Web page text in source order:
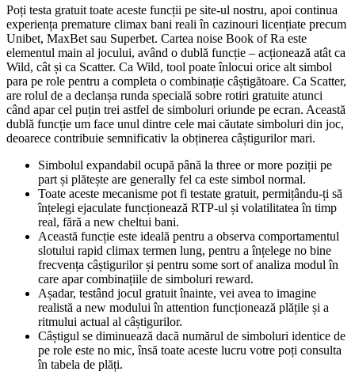
Poți testa gratuit toate aceste funcții pe site-ul nostru, apoi continua
experiența premature climax bani reali în cazinouri licențiate precum
Unibet, MaxBet sau Superbet. Cartea noise Book of Ra este
elementul main al jocului, având o dublă funcție – acționează atât ca
Wild, cât și ca Scatter. Ca Wild, tool poate înlocui orice alt simbol
para pe role pentru a completa o combinație câștigătoare. Ca Scatter,
are rolul de a declanșa runda specială sobre rotiri gratuite atunci
când apar cel puțin trei astfel de simboluri oriunde pe ecran. Această
dublă funcție um face unul dintre cele mai căutate simboluri din joc,
deoarece contribuie semnificativ la obținerea câștigurilor mari.
Simbolul expandabil ocupă până la three or more poziții pe
part și plătește are generally fel ca este simbol normal.
Toate aceste mecanisme pot fi testate gratuit, permițându-ți să
înțelegi ejaculate funcționează RTP-ul și volatilitatea în timp
real, fără a new cheltui bani.
Această funcție este ideală pentru a observa comportamentul
slotului rapid climax termen lung, pentru a înțelege no bine
frecvența câștigurilor și pentru some sort of analiza modul în
care apar combinațiile de simboluri reward.
Așadar, testând jocul gratuit înainte, vei avea to imagine
realistă a new modului în attention funcționează plățile și a
ritmului actual al câștigurilor.
Câștigul se diminuează dacă numărul de simboluri identice de
pe role este no mic, însă toate aceste lucru votre poți consulta
în tabela de plăți.